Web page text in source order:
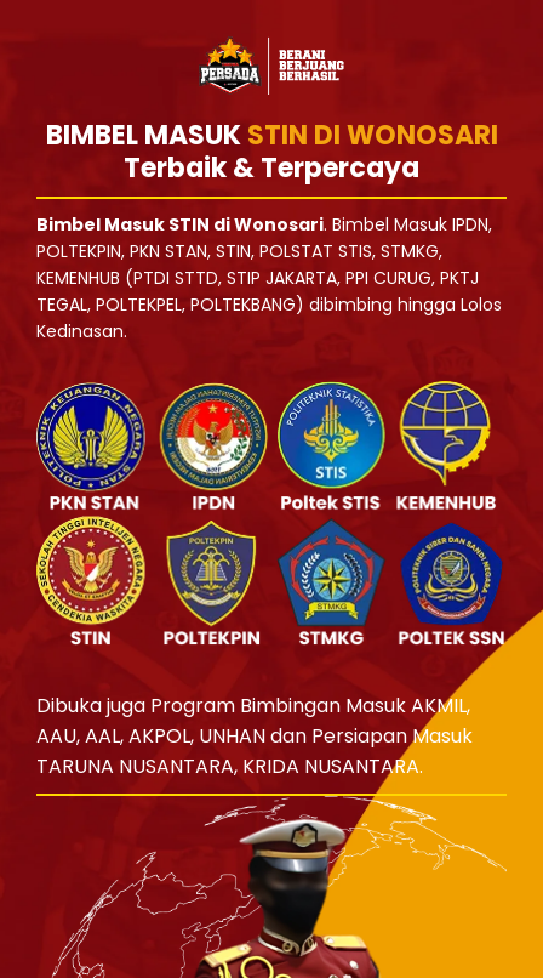
BIMBEL MASUKSTIN DI WONOSARI
Terbaik & Terpercaya
Bimbel Masuk STIN di Wonosari. Bimbel Masuk IPDN,
POLTEKPIN, PKN STAN, STIN, POLSTAT STIS, STMKG,
KEMENHUB (PTDI STTD, STIP JAKARTA, PPI CURUG, PKTJ
TEGAL, POLTEKPEL, POLTEKBANG) dibimbing hingga Lolos
Kedinasan.
Dibuka juga Program Bimbingan Masuk AKMIL,
AAU, AAL, AKPOL, UNHAN dan Persiapan Masuk
TARUNA NUSANTARA, KRIDA NUSANTARA.